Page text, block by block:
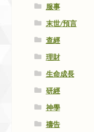
服事
末世/預言
查經
理財
生命成長
研經
神學
禱告